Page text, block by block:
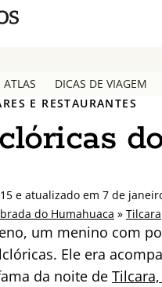
ATLAS DICAS DE VIAGEM
E RESTAURANTES
e atualizado em 7 de
do Humahuaca » Tilcara
um menino com
Ele era
da noite de